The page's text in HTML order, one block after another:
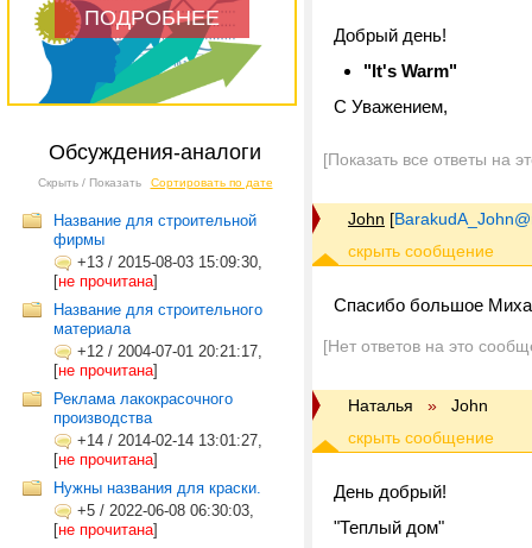
ПОДРОБНЕЕ
Обсуждения-аналоги
Скрыть / Показать Сортировать по дате
Название для строительной
фирмы
+13 / 2015-08-03 15:09:30,
[не прочитана]
Название для строительного
материала
+12 / 2004-07-01 20:21:17,
[не прочитана]
Реклама лакокрасочного
производства
+14 / 2014-02-14 13:01:27,
[не прочитана]
Нужны названия для краски.
+5 / 2022-06-08 06:30:03,
[не прочитана]
Добрый день!
"It's Warm"
С Уважением,
[Показать все ответы на
John [
Спасибо большое
[Нет ответов на это
Наталья » John
День добрый!
"Теплый дом"